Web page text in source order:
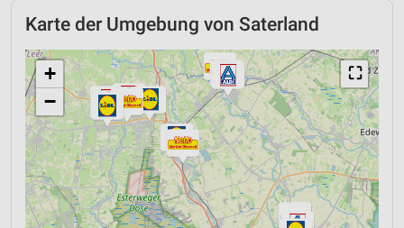
Karte der Umgebung von Saterland
⛶
+
−